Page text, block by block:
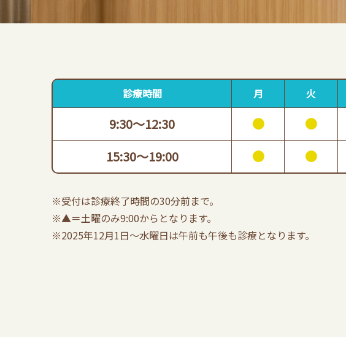
診療時間 月 火
9:30～12:30 ● ●
15:30～19:00
● ●
※受付は診療終了時間の30分前まで。
※▲＝土曜のみ9:00からとなります。
※2025年12月1日～水曜日は午前も午後も診療となります。